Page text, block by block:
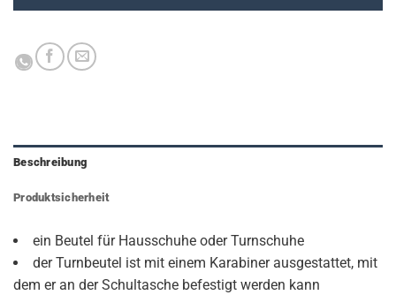
Beschreibung
Produktsicherheit
ein Beutel für Hausschuhe oder Turnschuhe
der Turnbeutel ist mit einem Karabiner ausgestattet, mit
dem er an der Schultasche befestigt werden kann